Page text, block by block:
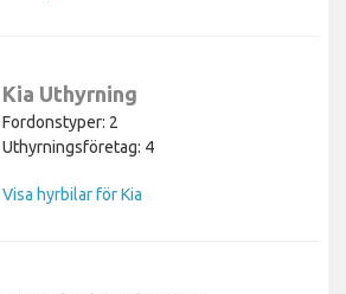
Kia Uthyrning
Fordonstyper: 2
Uthyrningsföretag: 4
Visa hyrbilar för Kia